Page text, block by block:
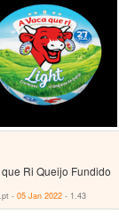
Ri Queijo Fundido
- 05 Jan 2022- 1.43